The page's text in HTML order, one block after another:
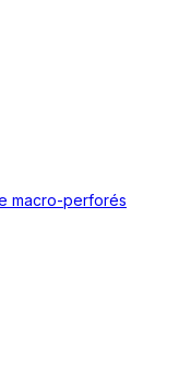
macro-perforés